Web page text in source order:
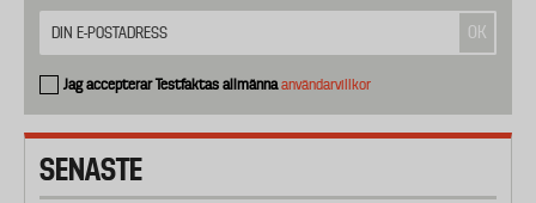
Jag accepterar Testfaktas allmännaanvändarvillkor
SENASTE